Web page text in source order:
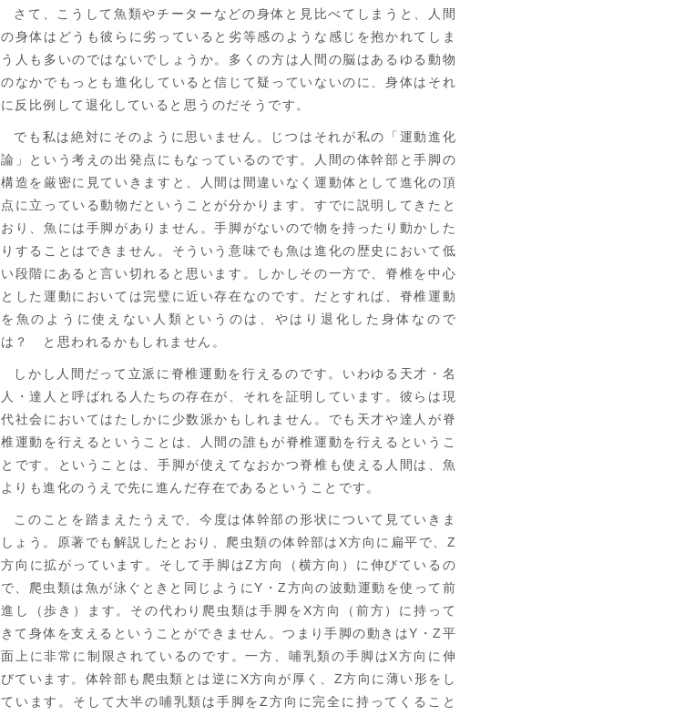
さて、こうして魚類やチーターなどの身体と見比べてしまうと、人間
の身体はどうも彼らに劣っていると劣等感のような感じを抱かれてしま
う人も多いのではないでしょうか。多くの方は人間の脳はあるゆる動物
のなかでもっとも進化していると信じて疑っていないのに、身体はそれ
に反比例して退化していると思うのだそうです。
でも私は絶対にそのように思いません。じつはそれが私の「運動進化
論」という考えの出発点にもなっているのです。人間の体幹部と手脚の
構造を厳密に見ていきますと、人間は間違いなく運動体として進化の頂
点に立っている動物だということが分かります。すでに説明してきたと
おり、魚には手脚がありません。手脚がないので物を持ったり動かした
りすることはできません。そういう意味でも魚は進化の歴史において低
い段階にあると言い切れると思います。しかしその一方で、脊椎を中心
とした運動においては完璧に近い存在なのです。だとすれば、脊椎運動
を魚のように使えない人類というのは、やはり退化した身体なので
は？ と思われるかもしれません。
しかし人間だって立派に脊椎運動を行えるのです。いわゆる天才・名
人・達人と呼ばれる人たちの存在が、それを証明しています。彼らは現
代社会においてはたしかに少数派かもしれません。でも天才や達人が脊
椎運動を行えるということは、人間の誰もが脊椎運動を行えるというこ
とです。ということは、手脚が使えてなおかつ脊椎も使える人間は、魚
よりも進化のうえで先に進んだ存在であるということです。
このことを踏まえたうえで、今度は体幹部の形状について見ていきま
しょう。原著でも解説したとおり、爬虫類の体幹部はX方向に扁平で、Z
方向に拡がっています。そして手脚はZ方向（横方向）に伸びているの
で、爬虫類は魚が泳ぐときと同じようにY・Z方向の波動運動を使って前
進し（歩き）ます。その代わり爬虫類は手脚をX方向（前方）に持って
きて身体を支えるということができません。つまり手脚の動きはY・Z平
面上に非常に制限されているのです。一方、哺乳類の手脚はX方向に伸
びています。体幹部も爬虫類とは逆にX方向が厚く、Z方向に薄い形をし
ています。そして大半の哺乳類は手脚をZ方向に完全に持ってくること